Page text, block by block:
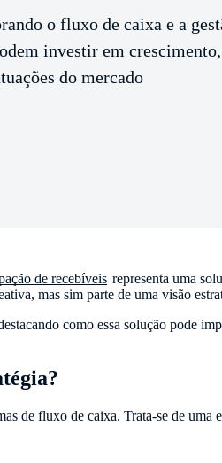
o fluxo de caixa e a
investir em
do mercado
de recebíveis representa uma
mas sim parte de uma visão
como essa solução pode
de fluxo de caixa. Trata-se de uma